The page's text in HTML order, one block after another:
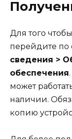
Для того
перейдите по
сведения >
обеспечения
может
наличии.
копию